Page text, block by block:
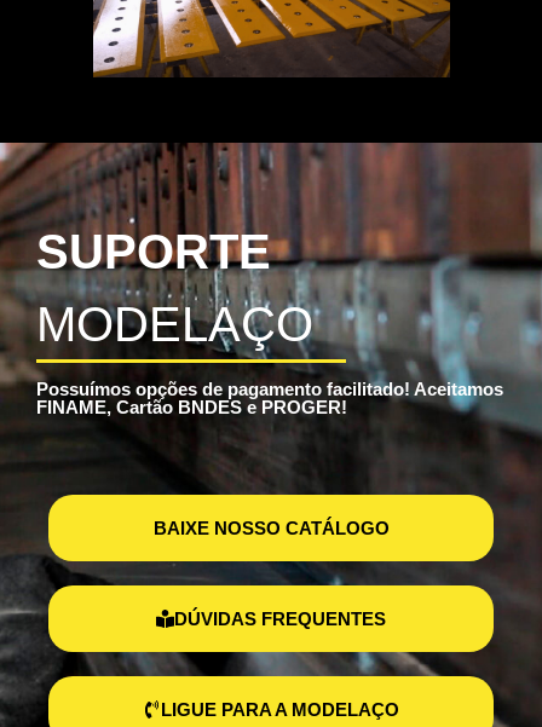
SUPORTE
MODELAÇO
Possuímos opções de pagamento facilitado! Aceitamos
FINAME, Cartão BNDES e PROGER!
BAIXE NOSSO CATÁLOGO
DÚVIDAS FREQUENTES
LIGUE PARA A MODELAÇO